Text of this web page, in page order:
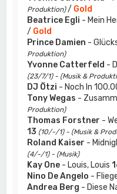
Produktion)/ Gold
Beatrice Egli - Mein
/ Gold
Prince Damien -
Produktion)
Yvonne Catterfeld -
(23/7/1) - (Musik &
DJ Ötzi - Noch In
Tony Wegas -
Produktion)
Thomas Forstner -
13 (10/-/1) - (Musik &
Roland Kaiser -
(4/-/1) - (Musik)
Kay One - Louis, Louis
Nino De Angelo -
Andrea Berg - Diese